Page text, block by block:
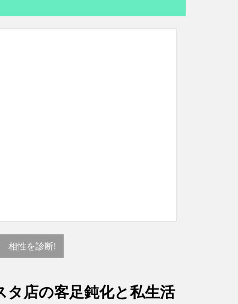
相性を診断!
店の客足鈍化と私生活